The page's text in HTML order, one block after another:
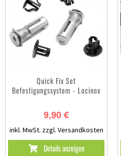
Quick Fix Set
Befestigungssystem - Locinox
9,90 €
inkl. MwSt. zzgl. Versandkosten
Details anzeigen